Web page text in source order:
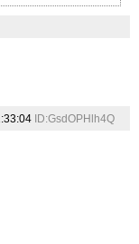
ID:GsdOPHlh4Q